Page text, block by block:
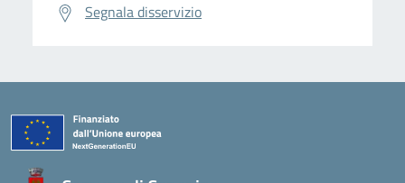
Segnala disservizio